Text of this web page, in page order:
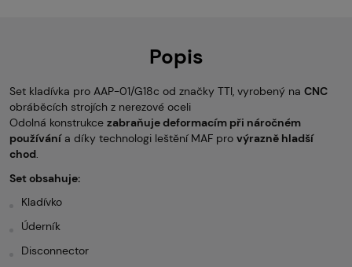
Popis
Set kladívka pro AAP-01/G18c od značky TTI, vyrobený na CNC
obráběcích strojích z nerezové oceli
Odolná konstrukce zabraňuje deformacím při náročném
používánía díky technologi leštění MAF pro výrazně hladší
chod.
Set obsahuje:
Kladívko
Úderník
Disconnector